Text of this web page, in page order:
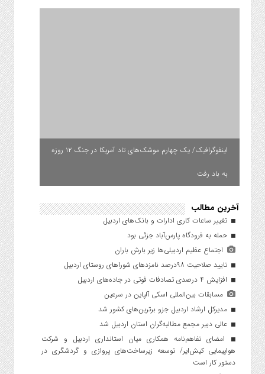
اینفوگرافیک/ یک چهارم موشک‌های تاد آمریکا در جنگ ۱۲ روزه
به باد رفت
آخرین مطالب
تغییر ساعات کاری ادارات و بانک‌های اردبیل
حمله به فرودگاه پارس‌‌آباد جزئی بود
اجتماع عظیم اردبیلی‌ها زیر بارش باران
تایید صلاحیت ۹۸درصد نامزدهای شوراهای روستای اردبیل
افزایش ۴ درصدی تصادفات فوتی در جاده‌های اردبیل
مسابقات بین‌المللی اسکی آلپاین در سرعین
مدیرکل ارشاد اردبیل جزو برترین‌های کشور شد
عالی دبیر مجمع مطالبه‌گران استان اردبیل شد
امضای تفاهم‌نامه همکاری میان استانداری اردبیل و شرکت
هواپیمایی کیش‌ایر/ توسعه زیرساخت‌های پروازی و گردشگری در
دستور کار است